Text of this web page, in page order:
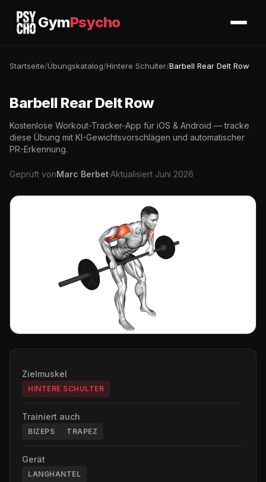
GymPsycho
Startseite/Übungskatalog/Hintere Schulter/Barbell Rear Delt Row
Barbell Rear Delt Row
Kostenlose Workout-Tracker-App für iOS & Android — tracke
diese Übung mit KI-Gewichtsvorschlägen und automatischer
PR-Erkennung.
Geprüft vonMarc Berbet·Aktualisiert Juni 2026
Zielmuskel
HINTERE SCHULTER
Trainiert auch
BIZEPS TRAPEZ
Gerät
LANGHANTEL